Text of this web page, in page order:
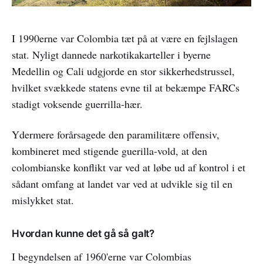
I 1990erne var Colombia tæt på at være en fejlslagen
stat. Nyligt dannede narkotikakarteller i byerne
Medellin og Cali udgjorde en stor sikkerhedstrussel,
hvilket svækkede statens evne til at bekæmpe FARCs
stadigt voksende guerrilla-hær.
Ydermere forårsagede den paramilitære offensiv,
kombineret med stigende guerilla-vold, at den
colombianske konflikt var ved at løbe ud af kontrol i et
sådant omfang at landet var ved at udvikle sig til en
mislykket stat.
Hvordan kunne det gå så galt?
I begyndelsen af 1960'erne var Colombias